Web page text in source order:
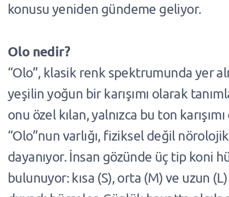
konusu yeniden gündeme geliyor.
Olo nedir?
“Olo”, klasik renk spektrumunda yer
yeşilin yoğun bir karışımı olarak
onu özel kılan, yalnızca bu ton
“Olo”nun varlığı, fiziksel değil
dayanıyor. İnsan gözünde üç tip koni
bulunuyor: kısa (S), orta (M) ve uzun